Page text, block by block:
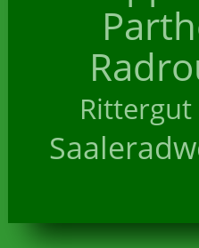
Rittergut